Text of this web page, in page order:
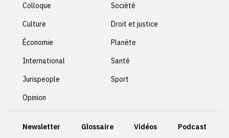
Colloque
Culture
Économie
International
Jurispeople
Opinion
Société
Droit et justice
Planète
Santé
Sport
Newsletter Glossaire Vidéos Podcast